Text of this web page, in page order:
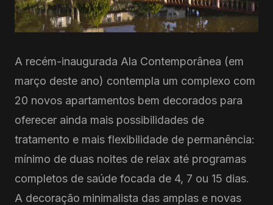
A recém-inaugurada Ala Contemporânea (em
março deste ano) contempla um complexo com
20 novos apartamentos bem decorados para
oferecer ainda mais possibilidades de
tratamento e mais flexibilidade de permanência:
mínimo de duas noites de relax até programas
completos de saúde focada de 4, 7 ou 15 dias.
A decoração minimalista das amplas e novas